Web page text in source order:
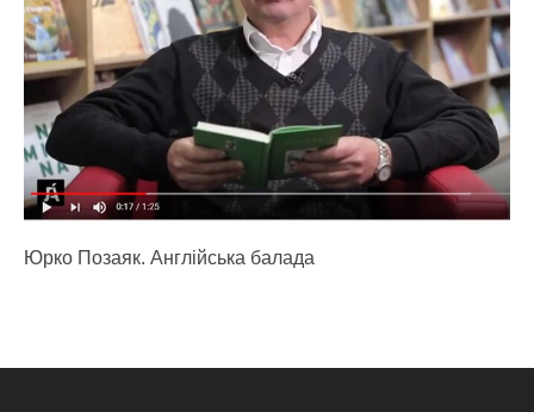
Юрко Позаяк. Англійська балада